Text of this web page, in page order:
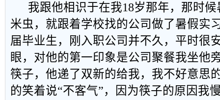
我跟他相识于在我18岁那年，那时候
米虫，就跟着学校找的公司做了暑假实
届毕业生，刚入职公司并不久，平时很
眼，对他的第一印象是公司聚餐我坐他
筷子，他递了双新的给我，我不好意思
的笑着说“不客气”，因为筷子的原因我